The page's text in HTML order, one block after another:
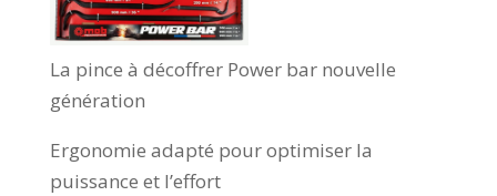
La pince à décoffrer Power bar nouvelle
génération
Ergonomie adapté pour optimiser la
puissance et l’effort